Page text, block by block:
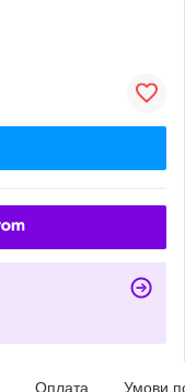
Оплата Умови